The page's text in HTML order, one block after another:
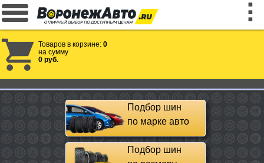
Товаров в корзине: 0
на сумму
0 руб.
Подбор шин
по марке авто
Подбор шин